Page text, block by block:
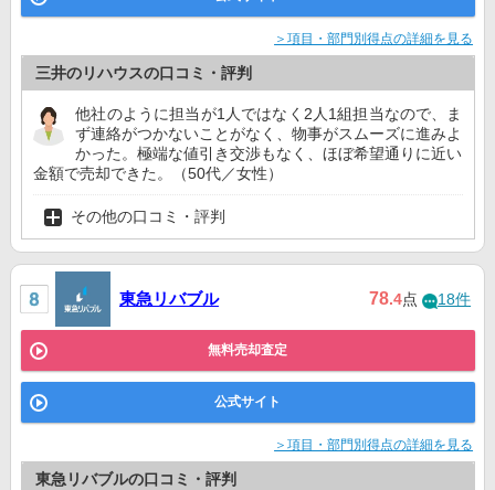
＞項目・部門別得点の詳細を見る
三井のリハウスの口コミ・評判
他社のように担当が1人ではなく2人1組担当なので、ま
ず連絡がつかないことがなく、物事がスムーズに進みよ
かった。極端な値引き交渉もなく、ほぼ希望通りに近い
金額で売却できた。（50代／女性）
その他の口コミ・評判
東急リバブル 78.4点 18件
無料売却査定
公式サイト
＞項目・部門別得点の詳細を見る
東急リバブルの口コミ・評判